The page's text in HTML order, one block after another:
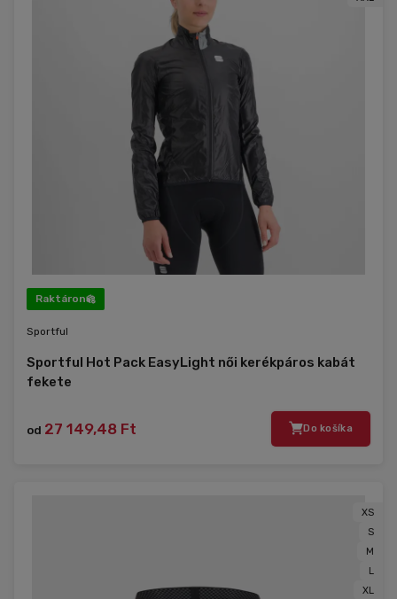
Raktáron
Sportful
Sportful Hot Pack EasyLight női kerékpáros kabát
fekete
od 27 149,48 Ft Do košíka
XS
S
M
L
XL